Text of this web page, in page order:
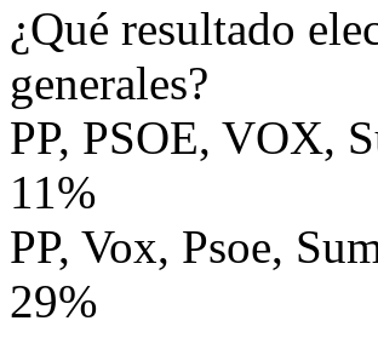
¿Qué resultado
generales?
PP, PSOE, VOX,
11%
PP, Vox, Psoe,
29%